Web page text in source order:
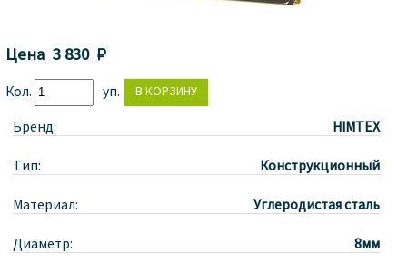
Цена 3 830 
Кол. уп.
Бренд: HIMTEX
Тип: Конструкционный
Материал: Углеродистая сталь
Диаметр: 8мм